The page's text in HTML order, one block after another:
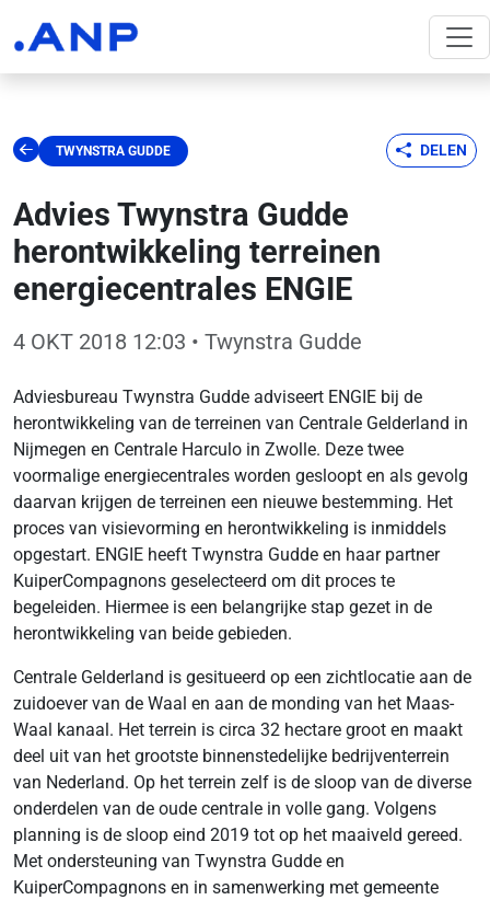
TWYNSTRA GUDDE DELEN
Advies Twynstra Gudde
herontwikkeling terreinen
energiecentrales ENGIE
4 OKT 2018 12:03 • Twynstra Gudde
Adviesbureau Twynstra Gudde adviseert ENGIE bij de
herontwikkeling van de terreinen van Centrale Gelderland in
Nijmegen en Centrale Harculo in Zwolle. Deze twee
voormalige energiecentrales worden gesloopt en als gevolg
daarvan krijgen de terreinen een nieuwe bestemming. Het
proces van visievorming en herontwikkeling is inmiddels
opgestart. ENGIE heeft Twynstra Gudde en haar partner
KuiperCompagnons geselecteerd om dit proces te
begeleiden. Hiermee is een belangrijke stap gezet in de
herontwikkeling van beide gebieden.
Centrale Gelderland is gesitueerd op een zichtlocatie aan de
zuidoever van de Waal en aan de monding van het Maas-
Waal kanaal. Het terrein is circa 32 hectare groot en maakt
deel uit van het grootste binnenstedelijke bedrijventerrein
van Nederland. Op het terrein zelf is de sloop van de diverse
onderdelen van de oude centrale in volle gang. Volgens
planning is de sloop eind 2019 tot op het maaiveld gereed.
Met ondersteuning van Twynstra Gudde en
KuiperCompagnons en in samenwerking met gemeente